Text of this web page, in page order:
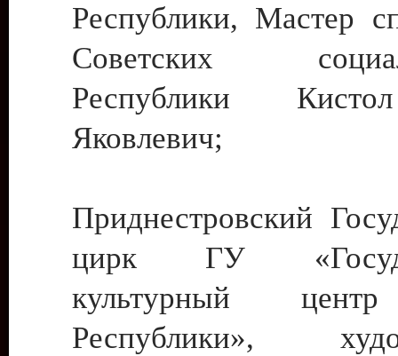
Республики, Мастер
Советских
Республики
Яковлевич;
Приднестровский
цирк ГУ
культурный
Республики»,